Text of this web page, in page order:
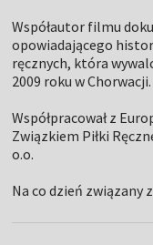
Współautor filmu
opowiadającego
ręcznych, która
2009 roku w Chorwacji.
Współpracował z
Związkiem Piłki
o.o.
Na co dzień związany